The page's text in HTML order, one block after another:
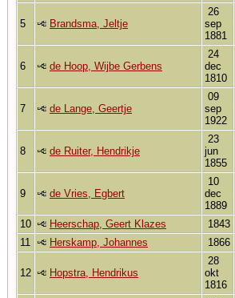
5 Brandsma, Jeltje
26
sep
1881
6 de Hoop, Wijbe Gerbens
24
dec
1810
7 de Lange, Geertje
09
sep
1922
8 de Ruiter, Hendrikje
23
jun
1855
9 de Vries, Egbert
10
dec
1889
10 Heerschap, Geert Klazes 1843
11
Herskamp, Johannes 1866
12 Hopstra, Hendrikus
28
okt
1816